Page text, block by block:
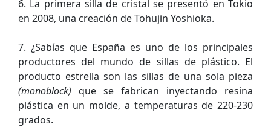
6. La primera silla de cristal se presentó en Tokio
en 2008, una creación de Tohujin Yoshioka.
7. ¿Sabías que España es uno de los principales
productores del mundo de sillas de plástico. El
producto estrella son las sillas de una sola pieza
(monoblock) que se fabrican inyectando resina
plástica en un molde, a temperaturas de 220-230
grados.